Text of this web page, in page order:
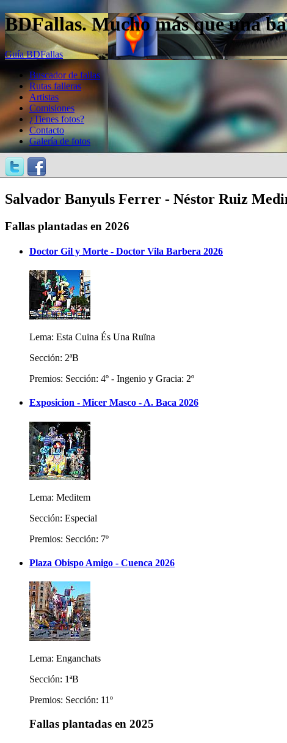
BDFallas. Mucho más que una
Guía BDFallas
Buscador de fallas
Rutas falleras
Artistas
Comisiones
¿Tienes fotos?
Contacto
Galería de fotos
Salvador Banyuls Ferrer - Néstor Ruiz
Fallas plantadas en 2026
Doctor Gil y Morte - Doctor Vila Barbera 2026
Lema: Esta Cuina És Una Ruïna
Sección: 2ªB
Premios: Sección: 4º - Ingenio y Gracia: 2º
Exposicion - Micer Masco - A. Baca 2026
Lema: Meditem
Sección: Especial
Premios: Sección: 7º
Plaza Obispo Amigo - Cuenca 2026
Lema: Enganchats
Sección: 1ªB
Premios: Sección: 11º
Fallas plantadas en 2025